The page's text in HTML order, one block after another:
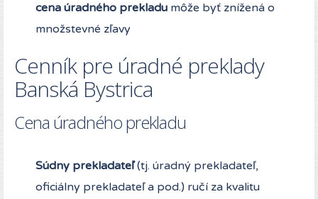
cena úradného prekladu môže byť znížená o
množstevné zľavy
Cenník pre úradné preklady
Banská Bystrica
Cena úradného prekladu
Súdny prekladateľ(tj. úradný prekladateľ,
oficiálny prekladateľ a pod.) ručí za kvalitu